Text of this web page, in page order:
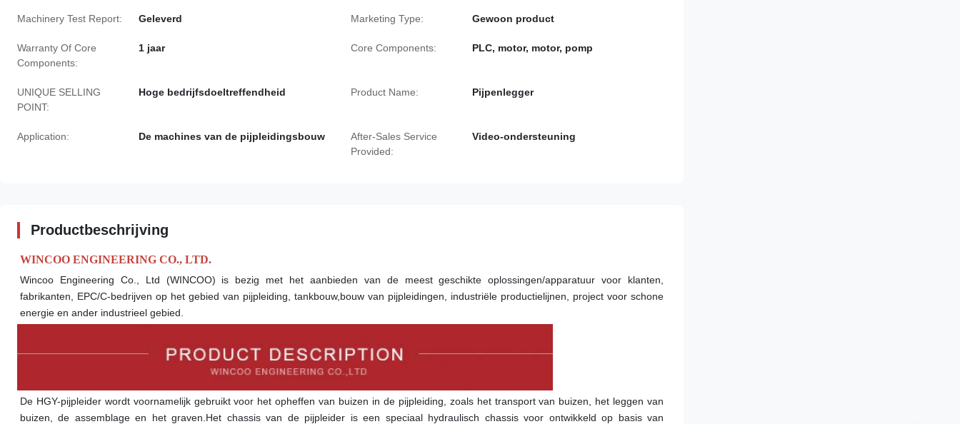
Machinery Test Report: Geleverd Marketing Type: Gewoon product
Warranty Of Core
Components:
1 jaar Core Components: PLC, motor, motor, pomp
UNIQUE SELLING
POINT:
Hoge bedrijfsdoeltreffendheid Product Name: Pijpenlegger
Application: De machines van de pijpleidingsbouw
After-Sales Service
Provided:
Video-ondersteuning
Productbeschrijving
WINCOO ENGINEERING CO., LTD.
Wincoo Engineering Co., Ltd (WINCOO) is bezig met het aanbieden van de meest geschikte oplossingen/apparatuur voor klanten,
fabrikanten, EPC/C-bedrijven op het gebied van pijpleiding, tankbouw,bouw van pijpleidingen, industriële productielijnen, project voor schone
energie en ander industrieel gebied.
De HGY-pijpleider wordt voornamelijk gebruikt voor het opheffen van buizen in de pijpleiding, zoals het transport van buizen, het leggen van
buizen, de assemblage en het graven.Het chassis van de pijpleider is een speciaal hydraulisch chassis voor ontwikkeld op basis van